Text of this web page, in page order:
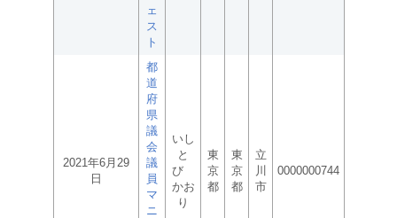
ェ
ス
ト
2021年6月29
日
都
道
府
県
議
会
議
員
マ
ニ
いし
と
び
かお
り
東
京
都
東
京
都
立
川
市
0000000744